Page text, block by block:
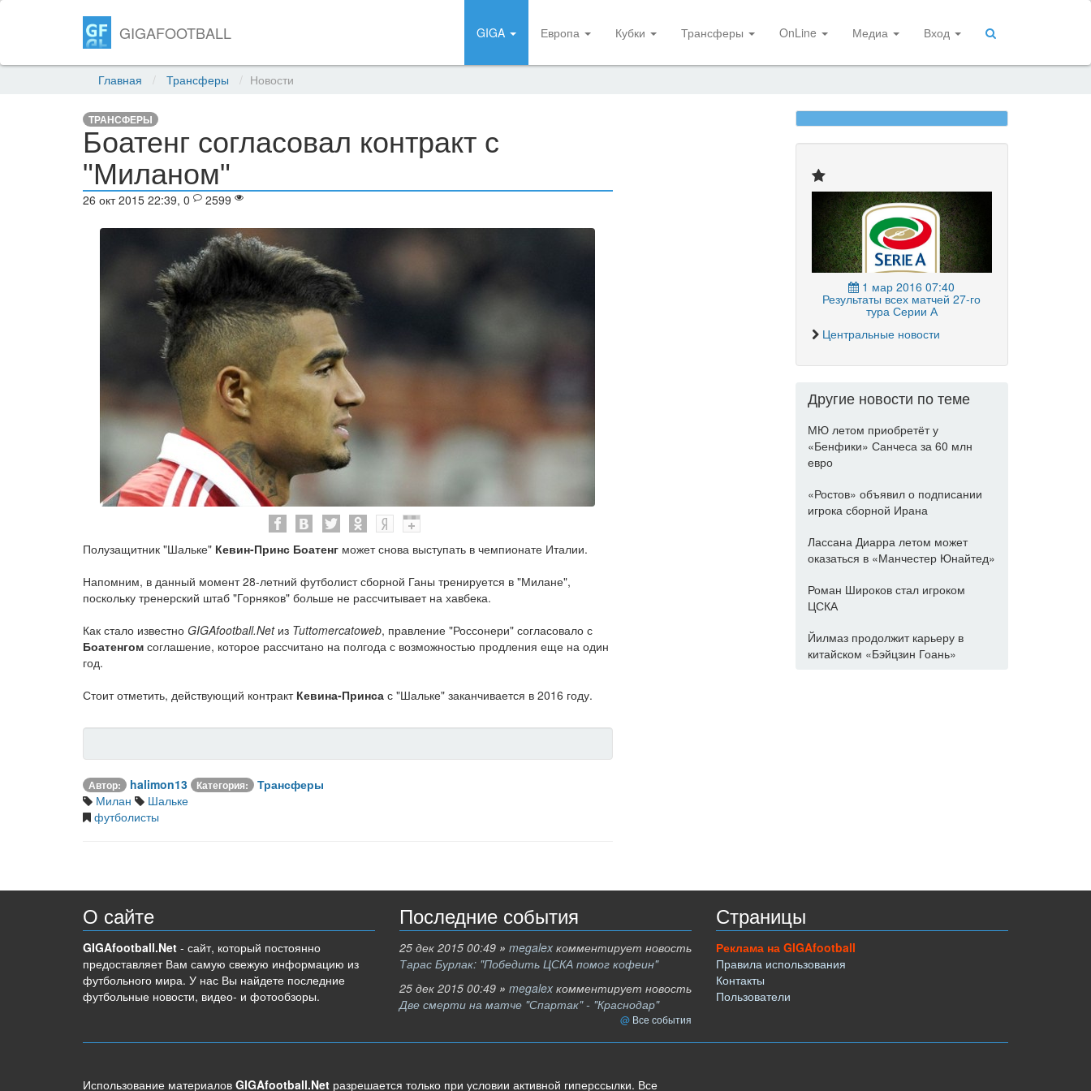
GIGAFOOTBALL GIGA Европа Кубки Трансферы OnLine Медиа Вход
Главная Трансферы Новости
ТРАНСФЕРЫ
Боатенг согласовал контракт с
"Миланом"
26 окт 2015 22:39, 0 2599
Полузащитник "Шальке" Кевин-Принс Боатенг может снова выступать в чемпионате Италии.
Напомним, в данный момент 28-летний футболист сборной Ганы тренируется в "Милане",
поскольку тренерский штаб "Горняков" больше не рассчитывает на хавбека.
Как стало известно GIGAfootball.Netиз Tuttomercatoweb, правление "Россонери" согласовало с
Боатенгом соглашение, которое рассчитано на полгода с возможностью продления еще на один
год.
Стоит отметить, действующий контракт Кевина-Принса с "Шальке" заканчивается в 2016 году.
Автор: halimon13 Категория:
Трансферы
Милан
Шальке
футболисты
1 мар 2016 07:40
Результаты всех матчей 27-го
тура Серии А
Центральные новости
Другие новости по теме
МЮ летом приобретёт у
«Бенфики» Санчеса за 60 млн
евро
«Ростов» объявил о подписании
игрока сборной Ирана
Лассана Диарра летом может
оказаться в «Манчестер Юнайтед»
Роман Широков стал игроком
ЦСКА
Йилмаз продолжит карьеру в
китайском «Бэйцзин Гоань»
О сайте
GIGAfootball.Net - сайт, который постоянно
предоставляет Вам самую свежую информацию из
футбольного мира. У нас Вы найдете последние
футбольные новости, видео- и фотообзоры.
Последние события
25 дек 2015 00:49 » megalex комментирует новость
Тарас Бурлак: "Победить ЦСКА помог кофеин"
25 дек 2015 00:49 » megalex комментирует новость
Две смерти на матче "Спартак" - "Краснодар"
Все события
Страницы
Реклама на GIGAfootball
Правила использования
Контакты
Пользователи
Использование материалов GIGAfootball.Net разрешается только при условии активной гиперссылки. Все